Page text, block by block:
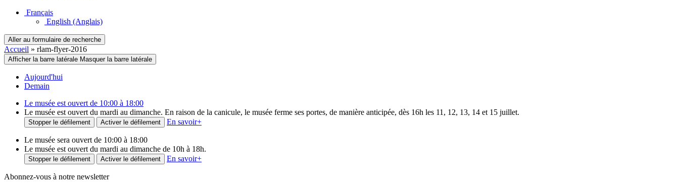
Français
English (Anglais)
Aller au formulaire de recherche
Accueil » rlam-flyer-2016
Afficher la barre latérale Masquer la barre latérale
Aujourd'hui
Demain
Le musée est ouvert de 10:00 à 18:00
Le musée est ouvert du mardi au dimanche. En raison de la canicule, le musée ferme ses portes, de manière anticipée, dès 16h les 11, 12, 13, 14 et 15 juillet.
Stopper le défilement Activer le défilement En savoir+
Le musée sera ouvert de 10:00 à 18:00
Le musée est ouvert du mardi au dimanche de 10h à 18h.
Stopper le défilement Activer le défilement En savoir+
Abonnez-vous à notre newsletter